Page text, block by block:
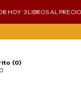
· 3 LIBROS AL PRECIO DE 2
(0)